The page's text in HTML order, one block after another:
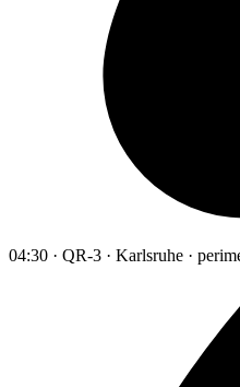
04:30 · QR-3 · Karlsruhe ·